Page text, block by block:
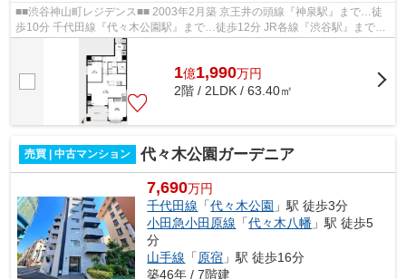
■■渋谷神山町レジデンス■■ 2003年2月築 京王井の頭線『神泉駅』まで…徒
歩10分 千代田線『代々木公園駅』まで…徒歩12分 JR各線『渋谷駅』まで…
徒歩16分 ◆オートロック ◆エレベータ ...
1億1,990万円
2階 / 2LDK / 63.40㎡
売買 | 中古マンション 代々木公園ガーデニア
7,690万円
千代田線 「代々木公園 」駅 徒歩3分
小田急小田原線 「代々木八幡 」駅 徒歩5
分
山手線 「 原宿 」駅 徒歩16分
築46年 / 7階建